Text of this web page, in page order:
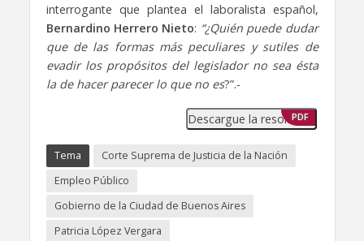
interrogante que plantea el laboralista español,
Bernardino Herrero Nieto: “¿Quién puede dudar
que de las formas más peculiares y sutiles de
evadir los propósitos del legislador no sea ésta
la de hacer parecer lo que no es?”.-
Descargue la resolución
PDF
Tema
Corte Suprema de Justicia de la Nación
Empleo Público
Gobierno de la Ciudad de Buenos Aires
Patricia López Vergara